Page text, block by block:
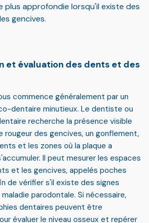
plus approfondie lorsqu'il existe des
gencives.
et évaluation des dents et des
commence généralement par un
dentaire minutieux. Le dentiste ou
recherche la présence visible
rougeur des gencives, un gonflement,
et les zones où la plaque a
Il peut mesurer les espaces
et les gencives, appelés poches
de vérifier s'il existe des signes
parodontale. Si nécessaire,
dentaires peuvent être
évaluer le niveau osseux et repérer